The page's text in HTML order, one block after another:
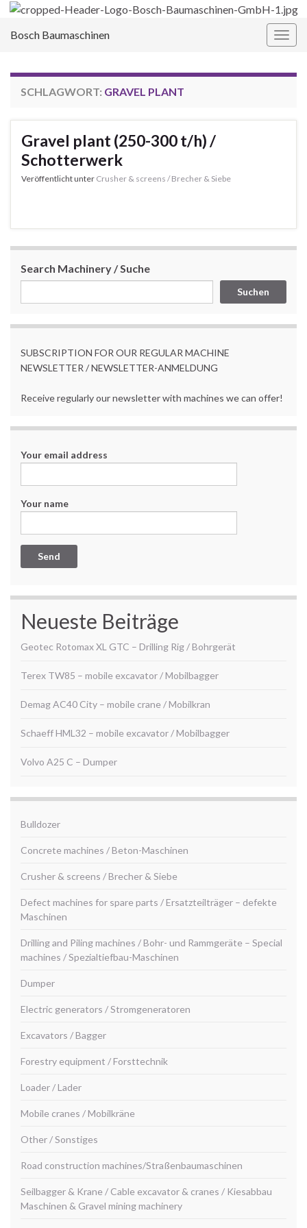
Bosch Baumaschinen
SCHLAGWORT: GRAVEL PLANT
Gravel plant (250-300 t/h) /
Schotterwerk
Veröffentlicht unter Crusher & screens / Brecher & Siebe
Search Machinery / Suche
Suchen
SUBSCRIPTION FOR OUR REGULAR MACHINE
NEWSLETTER / NEWSLETTER-ANMELDUNG
Receive regularly our newsletter with machines we can offer!
Your email address
Your name
Neueste Beiträge
Geotec Rotomax XL GTC – Drilling Rig / Bohrgerät
Terex TW85 – mobile excavator / Mobilbagger
Demag AC40 City – mobile crane / Mobilkran
Schaeff HML32 – mobile excavator / Mobilbagger
Volvo A25 C – Dumper
Bulldozer
Concrete machines / Beton-Maschinen
Crusher & screens / Brecher & Siebe
Defect machines for spare parts / Ersatzteilträger – defekte
Maschinen
Drilling and Piling machines / Bohr- und Rammgeräte – Special
machines / Spezialtiefbau-Maschinen
Dumper
Electric generators / Stromgeneratoren
Excavators / Bagger
Forestry equipment / Forsttechnik
Loader / Lader
Mobile cranes / Mobilkräne
Other / Sonstiges
Road construction machines/Straßenbaumaschinen
Seilbagger & Krane / Cable excavator & cranes / Kiesabbau
Maschinen & Gravel mining machinery